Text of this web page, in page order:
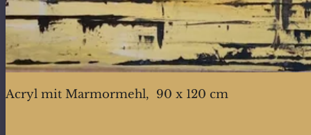
Acryl mit Marmormehl, 90 x 120 cm